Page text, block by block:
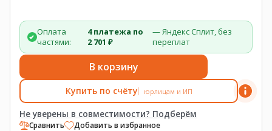
Оплата
частями:
4 платежа по
2 701 ₽
— Яндекс Сплит, без
переплат
В корзину
Купить по счёту юрлицам и ИП
Не уверены в совместимости? Подберём
Сравнить Добавить в избранное